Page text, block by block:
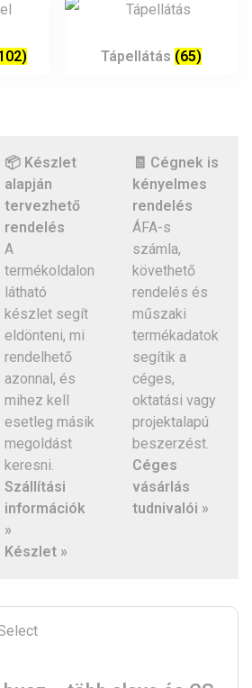
Tápellátás (65)
📦 Készlet
alapján
tervezhető
rendelés
A
termékoldalon
látható
készlet segít
eldönteni, mi
rendelhető
azonnal, és
mihez kell
esetleg másik
megoldást
keresni.
Szállítási
információk
»
Készlet »
🧾 Cégnek is
kényelmes
rendelés
ÁFA-s
számla,
követhető
rendelés és
műszaki
termékadatok
segítik a
céges,
oktatási vagy
projektalapú
beszerzést.
Céges
vásárlás
tudnivalói »